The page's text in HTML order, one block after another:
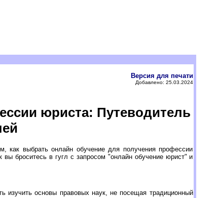
Версия для печати
Добавлено: 25.03.2024
юриста: Путеводитель
как выбрать онлайн обучение для получения профессии
броситесь в гугл с запросом "онлайн обучение юрист" и
изучить основы правовых наук, не посещая традиционный